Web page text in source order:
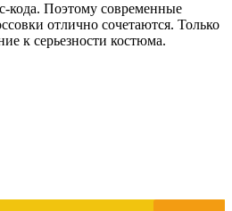
кода. Поэтому современные
отлично сочетаются. Только
к серьезности костюма.